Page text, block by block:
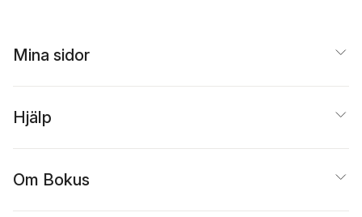
Mina sidor
Hjälp
Om Bokus